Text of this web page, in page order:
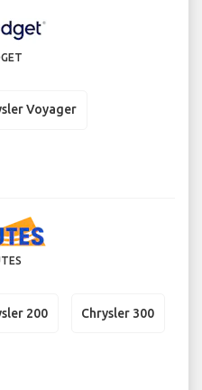
Voyager
200 Chrysler 300